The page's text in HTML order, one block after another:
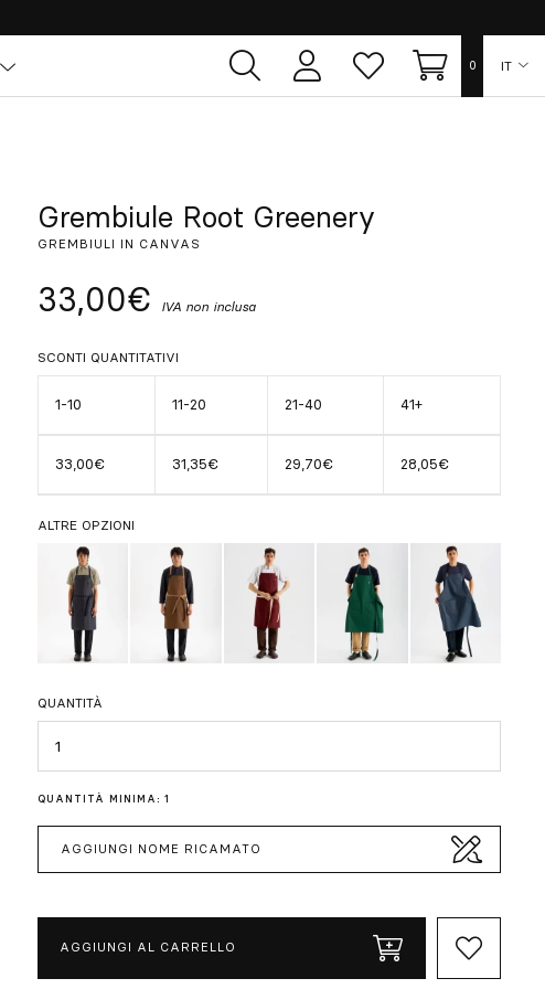
Area
utente
Lista
dei
Carrello
0 IT
Grembiule Root Greenery
GREMBIULI IN CANVAS
33,00€ IVA non inclusa
SCONTI QUANTITATIVI
1-10 11-20 21-40 41+
33,00€ 31,35€ 29,70€ 28,05€
ALTRE OPZIONI
QUANTITÀ
Quantità
QUANTITÀ MINIMA: 1
AGGIUNGI NOME RICAMATO
AGGIUNGI AL CARRELLO